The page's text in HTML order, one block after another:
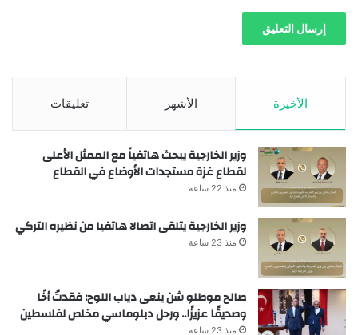
الأخيرة الأشهر تعليقات
وزير الخارجية يبحث هاتفياً مع الممثل الأعلى
لقطاع غزة مستجدات الأوضاع في القطاع
منذ 22 ساعة
وزير الخارجية يتلقى اتصالا هاتفيا من نظيره التركي
منذ 23 ساعة
صالح موطلو شن ينعى دياب اللوح: فقدتُ أخًا
وصديقًا عزيزًا.. ورحل دبلوماسي مخلص لفلسطين
منذ 23 ساعة